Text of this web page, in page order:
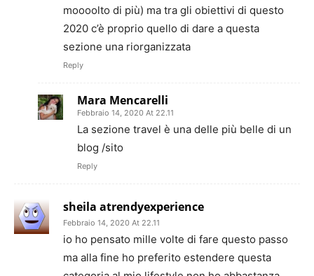
moooolto di più) ma tra gli obiettivi di questo
2020 c’è proprio quello di dare a questa
sezione una riorganizzata
Reply
Mara Mencarelli
Febbraio 14, 2020 At 22.11
La sezione travel è una delle più belle di un
blog /sito
Reply
sheila atrendyexperience
Febbraio 14, 2020 At 22.11
io ho pensato mille volte di fare questo passo
ma alla fine ho preferito estendere questa